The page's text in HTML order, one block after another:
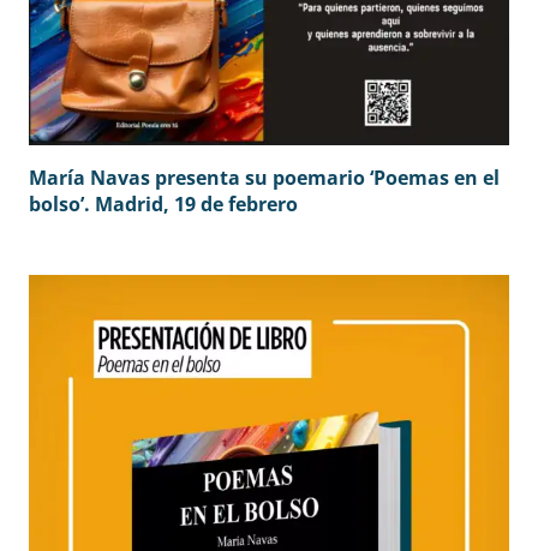
María Navas presenta su poemario ‘Poemas en el
bolso’. Madrid, 19 de febrero